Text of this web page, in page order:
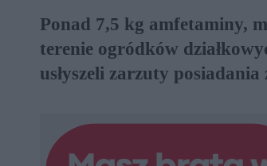
Ponad 7,5 kg amfetaminy,
terenie ogródków
usłyszeli zarzuty